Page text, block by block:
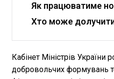
Як працюватиме
Хто може
Кабінет Міністрів України
добровольчих формувань